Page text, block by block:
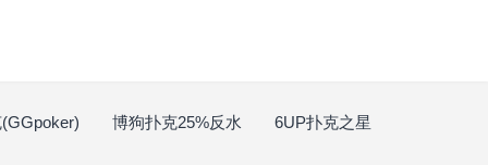
博狗扑克25%反水 6UP扑克之星